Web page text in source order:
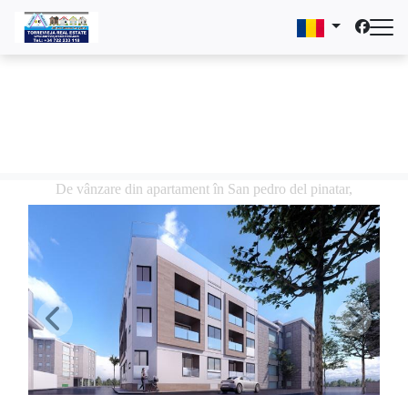
De vânzare din apartament în San pedro del pinatar,